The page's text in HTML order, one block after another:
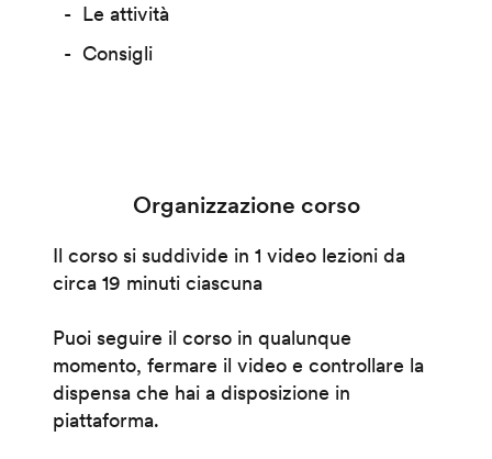
Le attività
Consigli
Organizzazione corso
Il corso si suddivide in 1 video lezioni da
circa 19 minuti ciascuna
Puoi seguire il corso in qualunque
momento, fermare il video e controllare la
dispensa che hai a disposizione in
piattaforma.